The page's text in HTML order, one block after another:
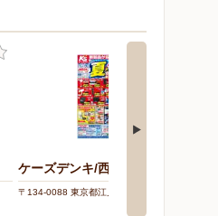
ケーズデンキ/西葛西店
〒134-0088 東京都江戸川区西葛西4-2-18